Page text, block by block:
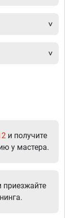
и получите
у мастера.
приезжайте